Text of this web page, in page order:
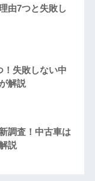
由7つと失敗し
！失敗しない中
解説
調査！中古車は
説